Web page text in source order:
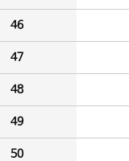
46
47
48
49
50